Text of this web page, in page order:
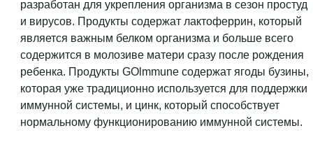
разработан для укрепления организма в сезон простуд
и вирусов. Продукты содержат лактоферрин, который
является важным белком организма и больше всего
содержится в молозиве матери сразу после рождения
ребенка. Продукты GOlmmune содержат ягоды бузины,
которая уже традиционно используется для поддержки
иммунной системы, и цинк, который способствует
нормальному функционированию иммунной системы.